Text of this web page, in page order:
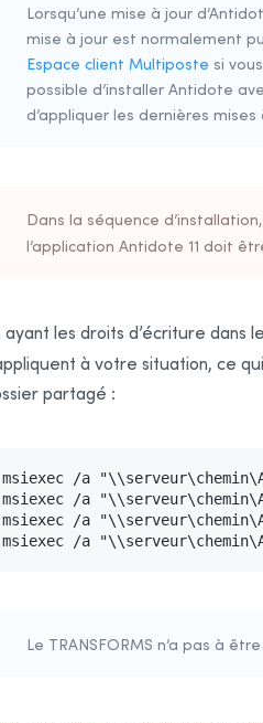
Lorsqu’une mise à jour
mise à jour est normalement
Espace client Multiposte si
possible d’installer Antidote
d’appliquer les dernières
Dans la séquence
l’application Antidote 11 doit
ayant les droits d’écriture dans
à votre situation, ce
partagé :
msiexec /a
msiexec /a
msiexec /a
msiexec /a
Le TRANSFORMS n’a pas à